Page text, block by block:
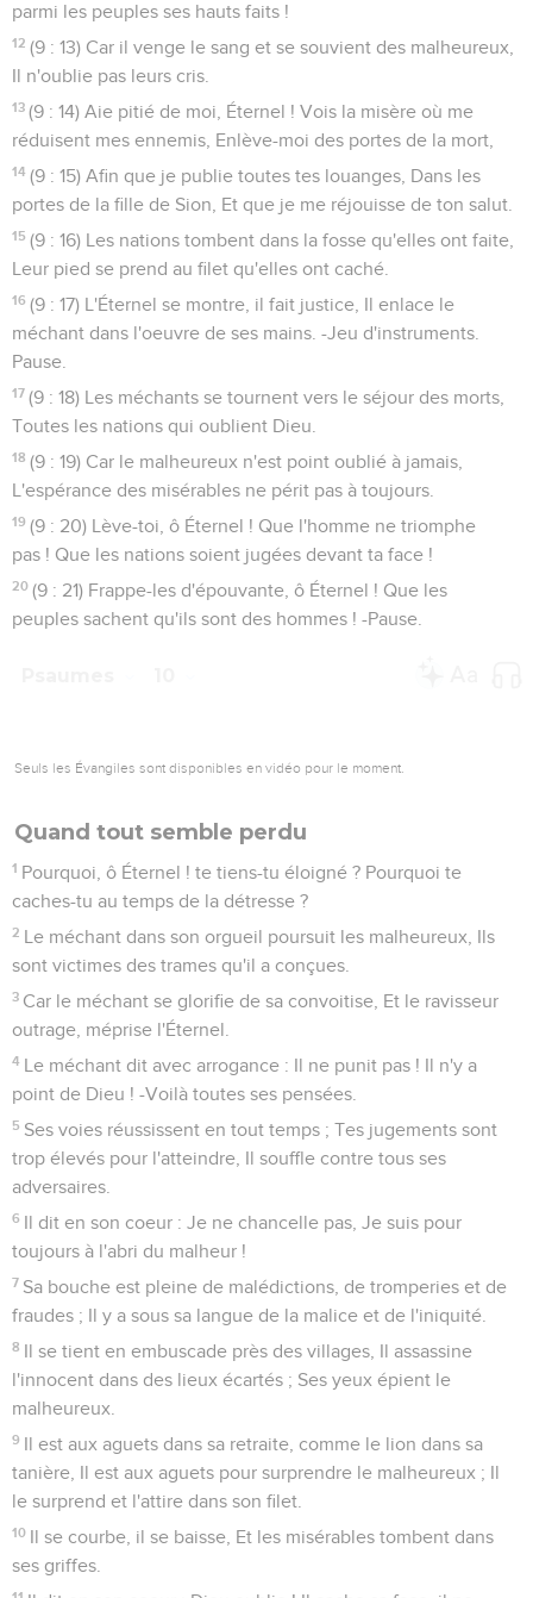
parmi les peuples ses hauts faits !
12 (9 : 13) Car il venge le sang et se souvient des malheureux,
Il n'oublie pas leurs cris.
13 (9 : 14) Aie pitié de moi, Éternel ! Vois la misère où me
réduisent mes ennemis, Enlève-moi des portes de la mort,
14 (9 : 15) Afin que je publie toutes tes louanges, Dans les
portes de la fille de Sion, Et que je me réjouisse de ton salut.
15 (9 : 16) Les nations tombent dans la fosse qu'elles ont faite,
Leur pied se prend au filet qu'elles ont caché.
16 (9 : 17) L'Éternel se montre, il fait justice, Il enlace le
méchant dans l'oeuvre de ses mains. -Jeu d'instruments.
Pause.
17 (9 : 18) Les méchants se tournent vers le séjour des morts,
Toutes les nations qui oublient Dieu.
18 (9 : 19) Car le malheureux n'est point oublié à jamais,
L'espérance des misérables ne périt pas à toujours.
19 (9 : 20) Lève-toi, ô Éternel ! Que l'homme ne triomphe
pas ! Que les nations soient jugées devant ta face !
20 (9 : 21) Frappe-les d'épouvante, ô Éternel ! Que les
peuples sachent qu'ils sont des hommes ! -Pause.
Seuls les Évangiles sont disponibles en vidéo pour le moment.
Quand tout semble perdu
1 Pourquoi, ô Éternel ! te tiens-tu éloigné ? Pourquoi te
caches-tu au temps de la détresse ?
2 Le méchant dans son orgueil poursuit les malheureux, Ils
sont victimes des trames qu'il a conçues.
3 Car le méchant se glorifie de sa convoitise, Et le ravisseur
outrage, méprise l'Éternel.
4 Le méchant dit avec arrogance : Il ne punit pas ! Il n'y a
point de Dieu ! -Voilà toutes ses pensées.
5 Ses voies réussissent en tout temps ; Tes jugements sont
trop élevés pour l'atteindre, Il souffle contre tous ses
adversaires.
6 Il dit en son coeur : Je ne chancelle pas, Je suis pour
toujours à l'abri du malheur !
7 Sa bouche est pleine de malédictions, de tromperies et de
fraudes ; Il y a sous sa langue de la malice et de l'iniquité.
8 Il se tient en embuscade près des villages, Il assassine
l'innocent dans des lieux écartés ; Ses yeux épient le
malheureux.
9 Il est aux aguets dans sa retraite, comme le lion dans sa
tanière, Il est aux aguets pour surprendre le malheureux ; Il
le surprend et l'attire dans son filet.
10 Il se courbe, il se baisse, Et les misérables tombent dans
ses griffes.